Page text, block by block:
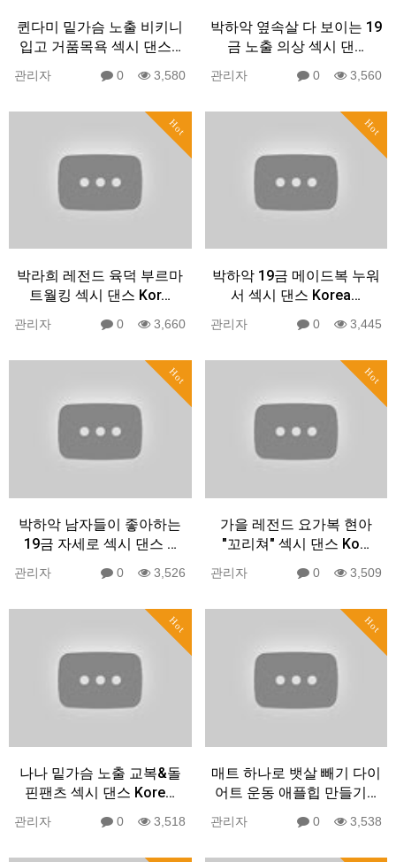
퀸다미 밑가슴 노출 비키니
입고 거품목욕 섹시 댄스…
관리자 0 3,580
박하악 옆속살 다 보이는 19
금 노출 의상 섹시 댄…
관리자 0 3,560
Hot
박라희 레전드 육덕 부르마
트월킹 섹시 댄스 Kor…
관리자 0 3,660
Hot
박하악 19금 메이드복 누워
서 섹시 댄스 Korea…
관리자 0 3,445
Hot
박하악 남자들이 좋아하는
19금 자세로 섹시 댄스 …
관리자 0 3,526
Hot
가을 레전드 요가복 현아
"꼬리쳐" 섹시 댄스 Ko…
관리자 0 3,509
Hot
나나 밑가슴 노출 교복&돌
핀팬츠 섹시 댄스 Kore…
관리자 0 3,518
Hot
매트 하나로 뱃살 빼기 다이
어트 운동 애플힙 만들기…
관리자 0 3,538